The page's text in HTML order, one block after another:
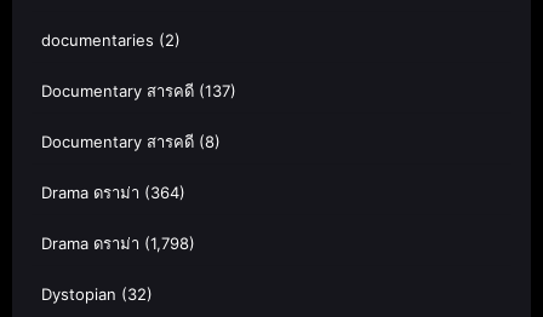
documentaries (2)
Documentary สารคดี (137)
Documentary สารคดี (8)
Drama ดราม่า (364)
Drama ดราม่า (1,798)
Dystopian (32)